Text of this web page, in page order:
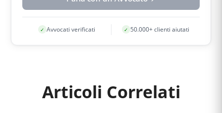
✓ Avvocati verificati ✓ 50.000+ clienti aiutati
Articoli Correlati